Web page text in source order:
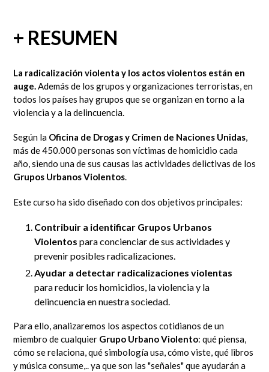
+ RESUMEN
La radicalización violenta y los actos violentos están en
auge.Además de los grupos y organizaciones terroristas, en
todos los países hay grupos que se organizan en torno a la
violencia y a la delincuencia.
Según la Oficina de Drogas y Crimen de Naciones Unidas,
más de 450.000 personas son víctimas de homicidio cada
año, siendo una de sus causas las actividades delictivas de los
Grupos Urbanos Violentos.
Este curso ha sido diseñado con dos objetivos principales:
Contribuir a identificar Grupos Urbanos
Violentos para concienciar de sus actividades y
prevenir posibles radicalizaciones.
Ayudar a detectar radicalizaciones violentas
para reducir los homicidios, la violencia y la
delincuencia en nuestra sociedad.
Para ello, analizaremos los aspectos cotidianos de un
miembro de cualquier Grupo Urbano Violento: qué piensa,
cómo se relaciona, qué simbología usa, cómo viste, qué libros
y música consume,.. ya que son las "señales" que ayudarán a